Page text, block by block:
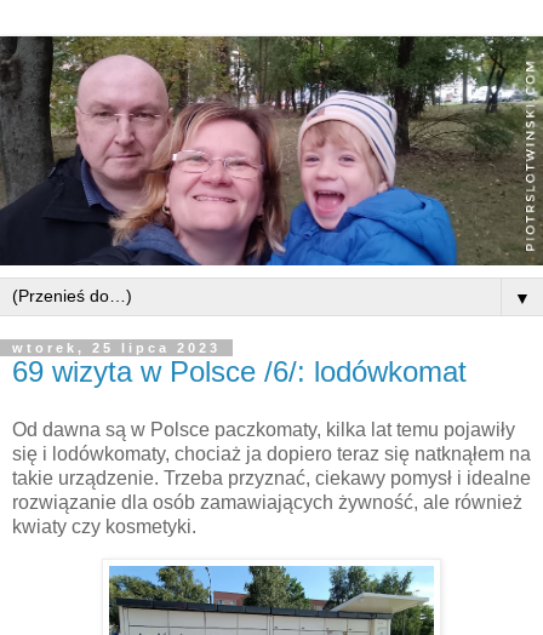
▼
wtorek, 25 lipca 2023
69 wizyta w Polsce /6/: lodówkomat
Od dawna są w Polsce paczkomaty, kilka lat temu pojawiły
się i lodówkomaty, chociaż ja dopiero teraz się natknąłem na
takie urządzenie. Trzeba przyznać, ciekawy pomysł i idealne
rozwiązanie dla osób zamawiających żywność, ale również
kwiaty czy kosmetyki.